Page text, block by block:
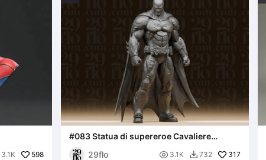
3.1K 598
#083 Statua di supereroe Cavaliere
Oscuro con armatura pesante
29flo
 3.1K  732 317